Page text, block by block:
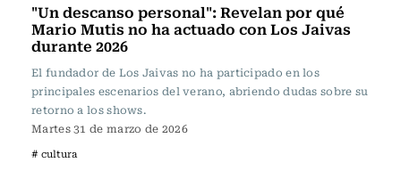
"Un descanso personal": Revelan por qué
Mario Mutis no ha actuado con Los Jaivas
durante 2026
El fundador de Los Jaivas no ha participado en los
principales escenarios del verano, abriendo dudas sobre su
retorno a los shows.
Martes 31 de marzo de 2026
# cultura